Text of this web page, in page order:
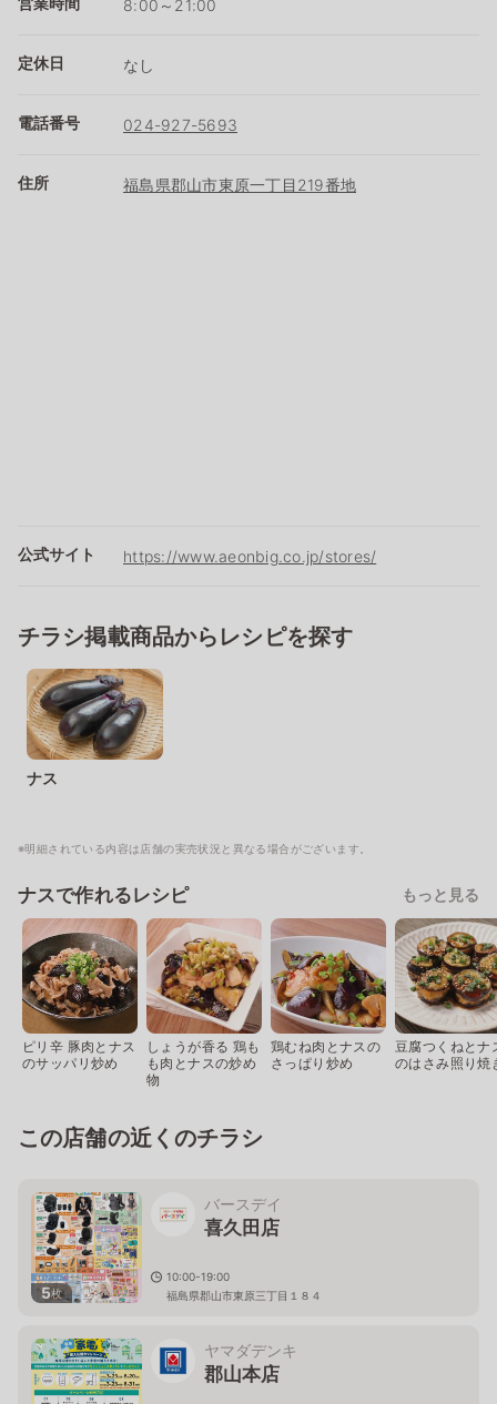
8:00～21:00
定休日 なし
電話番号 024-927-5693
住所 福島県郡山市東原一丁目219番地
公式サイト https://www.aeonbig.co.jp/stores/
チラシ掲載商品からレシピを探す
ナス
※明細されている内容は店舗の実売状況と異なる場合がございます。
ナスで作れるレシピ もっと見る
ピリ辛 豚肉とナス
のサッパリ炒め
しょうが香る 鶏も
も肉とナスの炒め
物
鶏むね肉とナスの
さっぱり炒め
豆腐つくねとナ
のはさみ照り焼
この店舗の近くのチラシ
5枚
バースデイ
喜久田店
10:00-19:00
福島県郡山市東原三丁目１８４
ヤマダデンキ
郡山本店